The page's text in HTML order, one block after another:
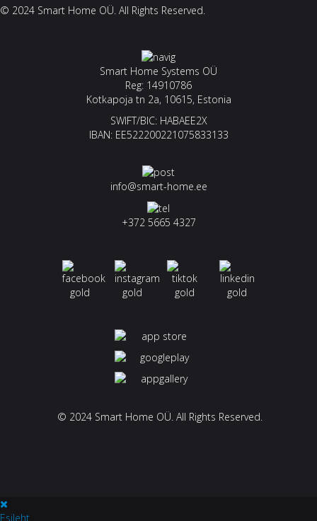
© 2024 Smart Home OÜ. All Rights Reserved.
Smart Home Systems OÜ
Reg: 14910786
Kotkapoja tn 2a, 10615, Estonia
SWIFT/BIC: HABAEE2X
IBAN: EE522200221075833133
info@smart-home.ee
+372 5665 4327
© 2024 Smart Home OÜ. All Rights Reserved.
Esileht